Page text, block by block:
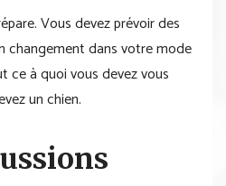
Vous devez prévoir des
changement dans votre mode
ce à quoi vous devez vous
un chien.